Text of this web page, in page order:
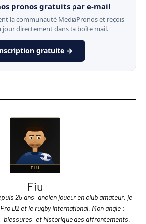
pronos gratuits par e-mail
la communauté MediaPronos et reçois
jour directement dans ta boîte mail.
gratuite →
Fiu
25 ans, ancien joueur en club amateur, je
D2 et le rugby international. Mon angle :
blessures, et historique des affrontements.